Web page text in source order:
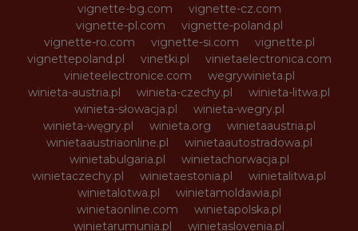
vignette-bg.com
vignette-cz.com
vignette-pl.com
vignette-poland.pl
vignette-ro.com
vignette-si.com
vignette.pl
vignettepoland.pl
vinetki.pl
vinietaelectronica.com
vinieteelectronice.com
wegrywinieta.pl
winieta-austria.pl
winieta-czechy.pl
winieta-litwa.pl
winieta-słowacja.pl
winieta-wegry.pl
winieta-węgry.pl
winieta.org
winietaaustria.pl
winietaaustriaonline.pl
winietaautostradowa.pl
winietabulgaria.pl
winietachorwacja.pl
winietaczechy.pl
winietaestonia.pl
winietalitwa.pl
winietalotwa.pl
winietamoldawia.pl
winietaonline.com
winietapolska.pl
winietarumunia.pl
winietaslovenia.pl